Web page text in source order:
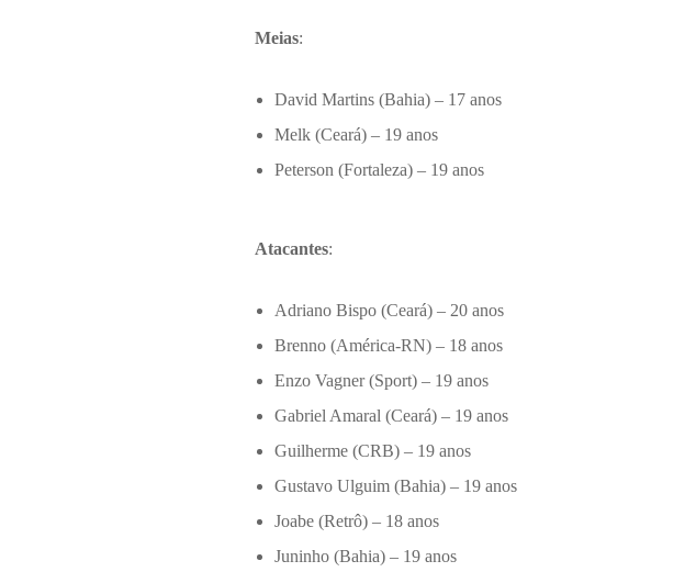
Meias:
David Martins (Bahia) – 17 anos
Melk (Ceará) – 19 anos
Peterson (Fortaleza) – 19 anos
Atacantes:
Adriano Bispo (Ceará) – 20 anos
Brenno (América-RN) – 18 anos
Enzo Vagner (Sport) – 19 anos
Gabriel Amaral (Ceará) – 19 anos
Guilherme (CRB) – 19 anos
Gustavo Ulguim (Bahia) – 19 anos
Joabe (Retrô) – 18 anos
Juninho (Bahia) – 19 anos